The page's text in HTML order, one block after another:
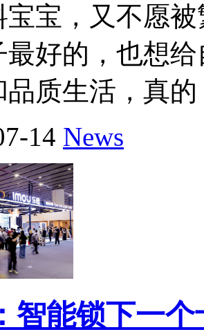
宝宝，又不愿
最好的，也想
品质生活，真的
14 News
智能锁下一